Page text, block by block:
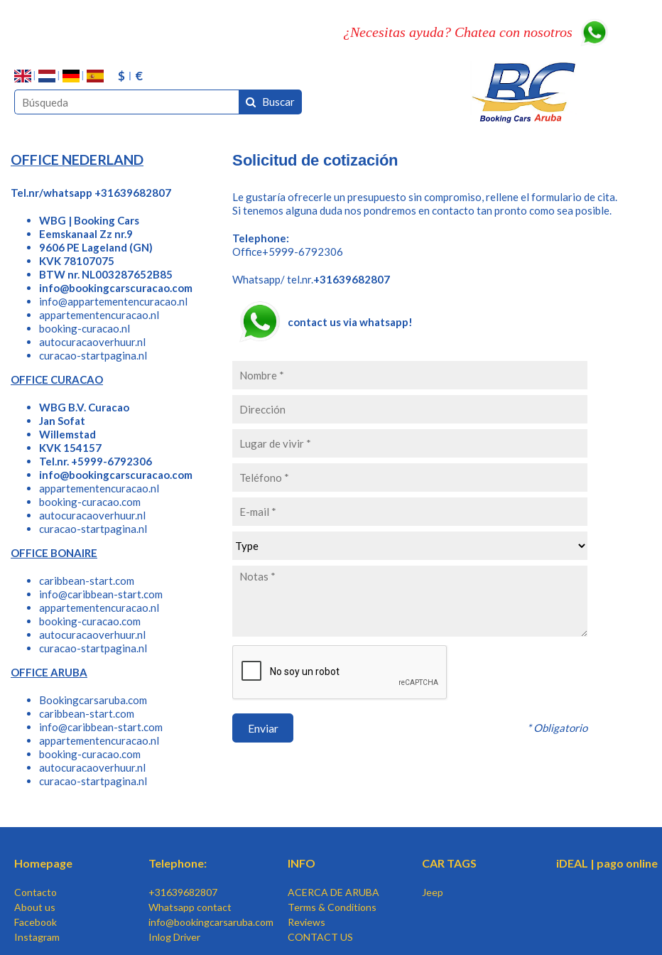
¿Necesitas ayuda? Chatea con nosotros
$ €
Buscar
OFFICE NEDERLAND
Tel.nr/whatsapp +31639682807
WBG | Booking Cars
Eemskanaal Zz nr.9
9606 PE Lageland (GN)
KVK 78107075
BTW nr. NL003287652B85
info@bookingcarscuracao.com
info@appartementencuracao.nl
appartementencuracao.nl
booking-curacao.nl
autocuracaoverhuur.nl
curacao-startpagina.nl
OFFICE CURACAO
WBG B.V. Curacao
Jan Sofat
Willemstad
KVK 154157
Tel.nr. +5999-6792306
info@bookingcarscuracao.com
appartementencuracao.nl
booking-curacao.com
autocuracaoverhuur.nl
curacao-startpagina.nl
OFFICE BONAIRE
caribbean-start.com
info@caribbean-start.com
appartementencuracao.nl
booking-curacao.com
autocuracaoverhuur.nl
curacao-startpagina.nl
OFFICE ARUBA
Bookingcarsaruba.com
caribbean-start.com
info@caribbean-start.com
appartementencuracao.nl
booking-curacao.com
autocuracaoverhuur.nl
curacao-startpagina.nl
Solicitud de cotización
Le gustaría ofrecerle un presupuesto sin compromiso, rellene el formulario de cita.
Si tenemos alguna duda nos pondremos en contacto tan pronto como sea posible.
Telephone:
Office+5999-6792306
Whatsapp/ tel.nr.+31639682807
contact us via whatsapp!
Enviar * Obligatorio
Homepage
Contacto
About us
Facebook
Instagram
Telephone:
+31639682807
Whatsapp contact
info@bookingcarsaruba.com
Inlog Driver
INFO
ACERCA DE ARUBA
Terms & Conditions
Reviews
CONTACT US
CAR TAGS
Jeep
iDEAL | pago online